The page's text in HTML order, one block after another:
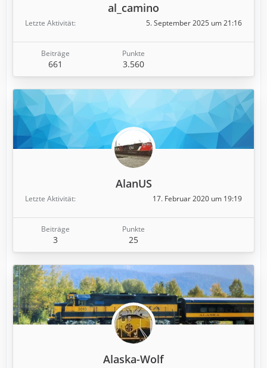
al_camino
Letzte Aktivität 5. September 2025 um 21:16
Beiträge
661
Punkte
3.560
AlanUS
Letzte Aktivität 17. Februar 2020 um 19:19
Beiträge
3
Punkte
25
Alaska-Wolf